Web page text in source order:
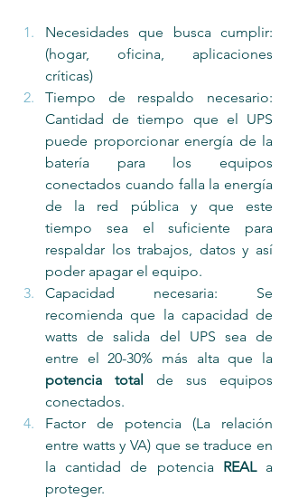
Necesidades que busca cumplir:
(hogar, oficina, aplicaciones
críticas)
Tiempo de respaldo necesario:
Cantidad de tiempo que el UPS
puede proporcionar energía de la
batería para los equipos
conectados cuando falla la energía
de la red pública y que este
tiempo sea el suficiente para
respaldar los trabajos, datos y así
poder apagar el equipo.
Capacidad necesaria: Se
recomienda que la capacidad de
watts de salida del UPS sea de
potencia total de sus equipos
conectados.
Factor de potencia (La relación
entre watts y VA) que se traduce en
la cantidad de potencia REAL a
proteger.